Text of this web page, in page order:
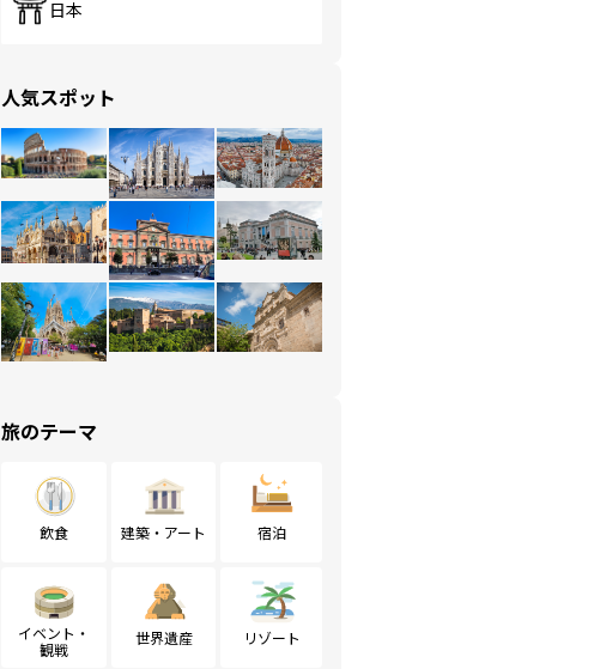
日本
人気スポット
旅のテーマ
飲食 建築・アート 宿泊
イベント・
観戦
世界遺産 リゾート